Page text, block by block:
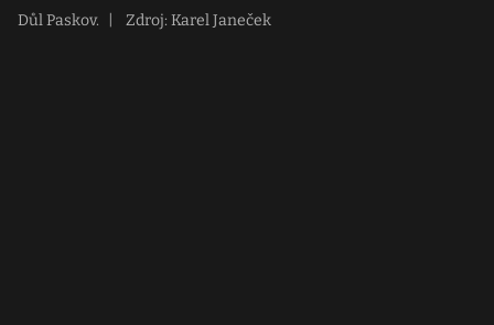
Důl Paskov. Zdroj: Karel Janeček